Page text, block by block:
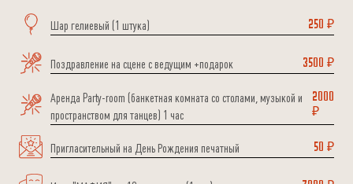
Шар гелиевый (1 штука) 250 ₽
Поздравление на сцене с ведущим +подарок 3500 ₽
Аренда Party-room (банкетная комната со столами, музыкой и
пространством для танцев) 1 час
2000
₽
Пригласительный на День Рождения печатный 50 ₽